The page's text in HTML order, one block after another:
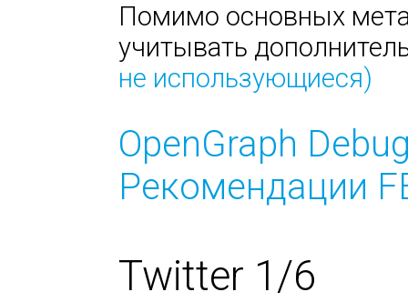
Помимо основных
учитывать
не использующиеся)
OpenGraph
Рекомендации
Twitter 1/6